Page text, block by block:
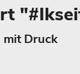
mit Druck